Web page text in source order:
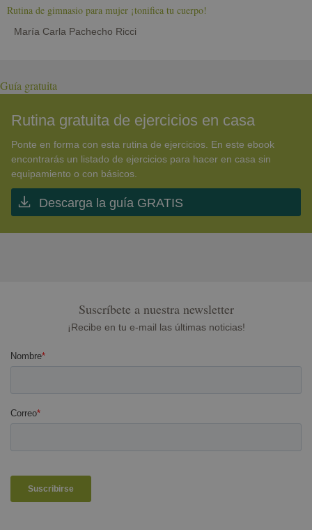
Rutina de gimnasio para mujer ¡tonifica tu cuerpo!
María Carla Pachecho Ricci
Guía gratuita
Rutina gratuita de ejercicios en casa
Ponte en forma con esta rutina de ejercicios. En este ebook
encontrarás un listado de ejercicios para hacer en casa sin
equipamiento o con básicos.
Descarga la guía GRATIS
Suscríbete a nuestra newsletter
¡Recibe en tu e-mail las últimas noticias!